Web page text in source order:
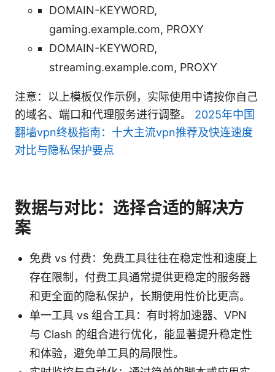
DOMAIN-KEYWORD,
gaming.example.com, PROXY
DOMAIN-KEYWORD,
streaming.example.com, PROXY
注意：以上模板仅作示例，实际使用中请按你自己
的域名、端口和代理服务进行调整。 2025年中国
翻墙vpn终极指南：十大主流vpn推荐及快连速度
对比与隐私保护要点
数据与对比：选择合适的解决方
案
免费 vs 付费：免费工具往往在稳定性和速度上
存在限制，付费工具通常提供更稳定的服务器
和更全面的隐私保护，长期使用性价比更高。
单一工具 vs 组合工具：有时将加速器、VPN
与 Clash 的组合进行优化，能显著提升稳定性
和体验，避免单工具的局限性。